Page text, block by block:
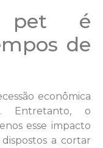
pet é
de
econômica
Entretanto, o
esse impacto
a cortar